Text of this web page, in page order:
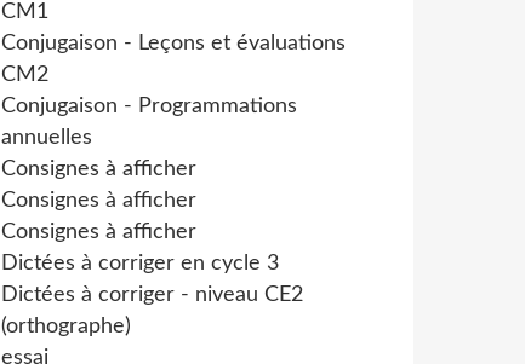
CM1
Conjugaison - Leçons et évaluations
CM2
Conjugaison - Programmations
annuelles
Consignes à afficher
Consignes à afficher
Consignes à afficher
Dictées à corriger en cycle 3
Dictées à corriger - niveau CE2
(orthographe)
essai